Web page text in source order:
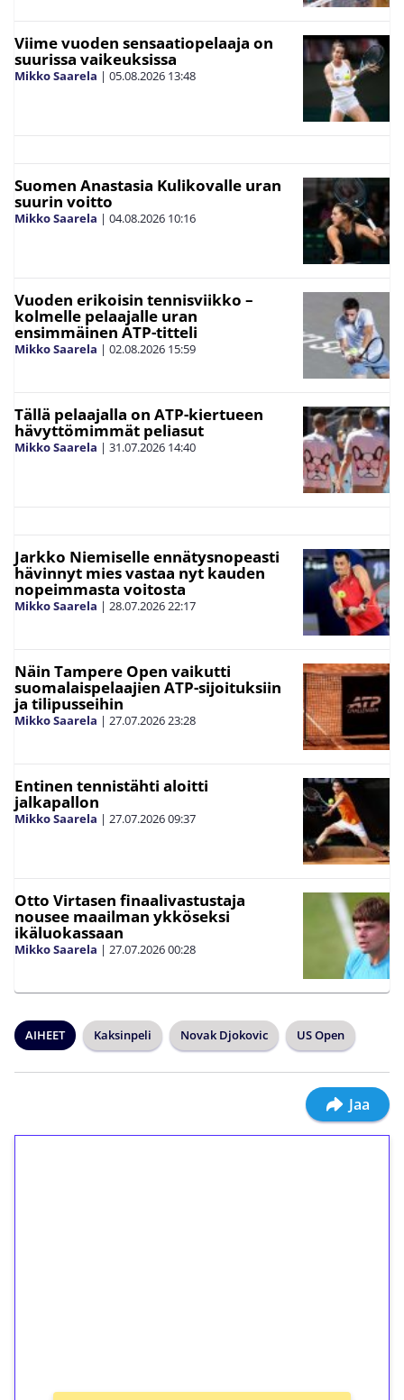
Viime vuoden sensaatiopelaaja on
suurissa vaikeuksissa
Mikko Saarela | 05.08.2026 13:48
Suomen Anastasia Kulikovalle uran
suurin voitto
Mikko Saarela | 04.08.2026 10:16
Vuoden erikoisin tennisviikko –
kolmelle pelaajalle uran
ensimmäinen ATP-titteli
Mikko Saarela | 02.08.2026 15:59
Tällä pelaajalla on ATP-kiertueen
hävyttömimmät peliasut
Mikko Saarela | 31.07.2026 14:40
Jarkko Niemiselle ennätysnopeasti
hävinnyt mies vastaa nyt kauden
nopeimmasta voitosta
Mikko Saarela | 28.07.202622:17
Näin Tampere Open vaikutti
suomalaispelaajien ATP-sijoituksiin
ja tilipusseihin
Mikko Saarela | 27.07.202623:28
Entinen tennistähti aloitti
jalkapallon
Mikko Saarela | 27.07.202609:37
Otto Virtasen finaalivastustaja
nousee maailman ykköseksi
ikäluokassaan
Mikko Saarela | 27.07.202600:28
AIHEET Kaksinpeli Novak Djokovic US Open
Jaa